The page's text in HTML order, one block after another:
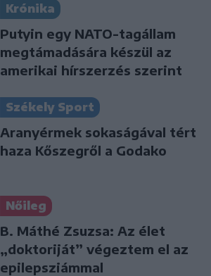
Krónika
Putyin egy NATO-tagállam
megtámadására készül az
amerikai hírszerzés szerint
Székely Sport
Aranyérmek sokaságával tért
haza Kőszegről a Godako
Nőileg
B. Máthé Zsuzsa: Az élet
„doktoriját” végeztem el az
epilepsziámmal